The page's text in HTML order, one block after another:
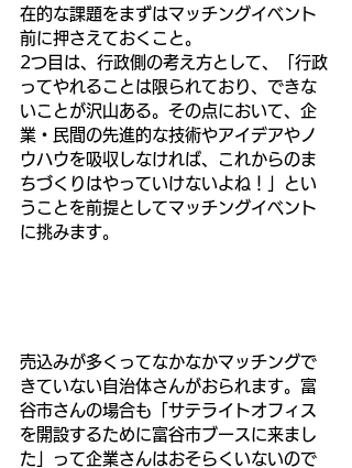
在的な課題をまずはマッチングイベント
前に押さえておくこと。
2つ目は、行政側の考え方として、「行政
ってやれることは限られており、できな
いことが沢山ある。その点において、企
業・民間の先進的な技術やアイデアやノ
ウハウを吸収しなければ、これからのま
ちづくりはやっていけないよね！」とい
うことを前提としてマッチングイベント
に挑みます。
売込みが多くってなかなかマッチングで
きていない自治体さんがおられます。富
谷市さんの場合も「サテライトオフィス
を開設するために富谷市ブースに来まし
た」って企業さんはおそらくいないので